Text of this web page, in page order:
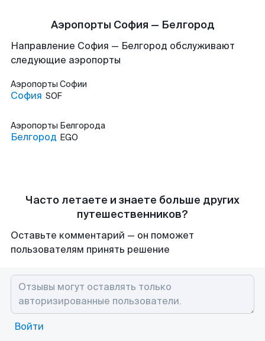
Аэропорты София — Белгород
Направление София — Белгород обслуживают
следующие аэропорты
Аэропорты Софии
София SOF
Аэропорты Белгорода
Белгород EGO
Часто летаете и знаете больше других
путешественников?
Оставьте комментарий — он поможет
пользователям принять решение
Войти